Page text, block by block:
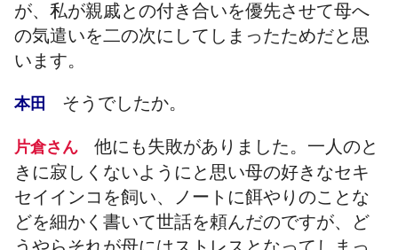
が、私が親戚との付き合いを優先させて母へ
の気遣いを二の次にしてしまったためだと思
います。
本田 そうでしたか。
片倉さん他にも失敗がありました。一人のと
きに寂しくないようにと思い母の好きなセキ
セイインコを飼い、ノートに餌やりのことな
どを細かく書いて世話を頼んだのですが、ど